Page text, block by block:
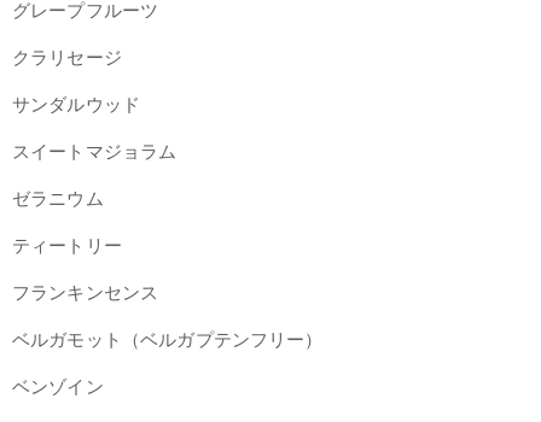
グレープフルーツ
クラリセージ
サンダルウッド
スイートマジョラム
ゼラニウム
ティートリー
フランキンセンス
ベルガモット（ベルガプテンフリー）
ベンゾイン